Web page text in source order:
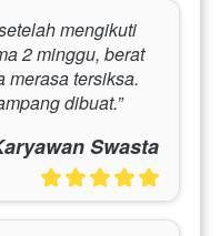
mengikuti
2 minggu, berat
merasa tersiksa.
dibuat.”
Swasta